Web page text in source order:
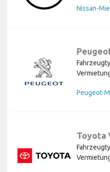
Nissan-
Peugeot-
Toyota